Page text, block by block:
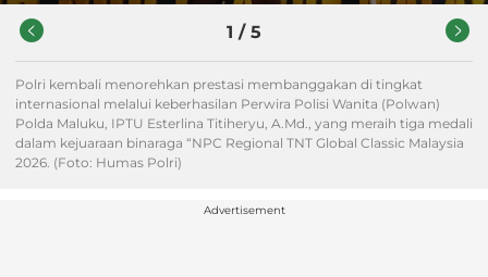
1 / 5
Polri kembali menorehkan prestasi membanggakan di tingkat
internasional melalui keberhasilan Perwira Polisi Wanita (Polwan)
Polda Maluku, IPTU Esterlina Titiheryu, A.Md., yang meraih tiga medali
dalam kejuaraan binaraga “NPC Regional TNT Global Classic Malaysia
2026. (Foto: Humas Polri)